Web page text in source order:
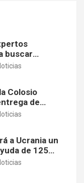
buscar
del sargazo
Colosio
de
a Ucrania un
de 125